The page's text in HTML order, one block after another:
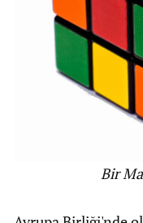
Bir